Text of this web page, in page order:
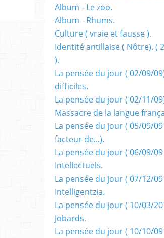
Album - Le zoo.
Album - Rhums.
Culture ( vraie et fausse ).
Identité antillaise ( Nôtre). (
).
La pensée du jour ( 02/09/
difficiles.
La pensée du jour ( 02/11/
Massacre de la langue
La pensée du jour ( 05/09/
facteur de...).
La pensée du jour ( 06/09/09
Intellectuels.
La pensée du jour ( 07/12/09
Intelligentzia.
La pensée du jour ( 10/03/
Jobards.
La pensée du jour ( 10/10/